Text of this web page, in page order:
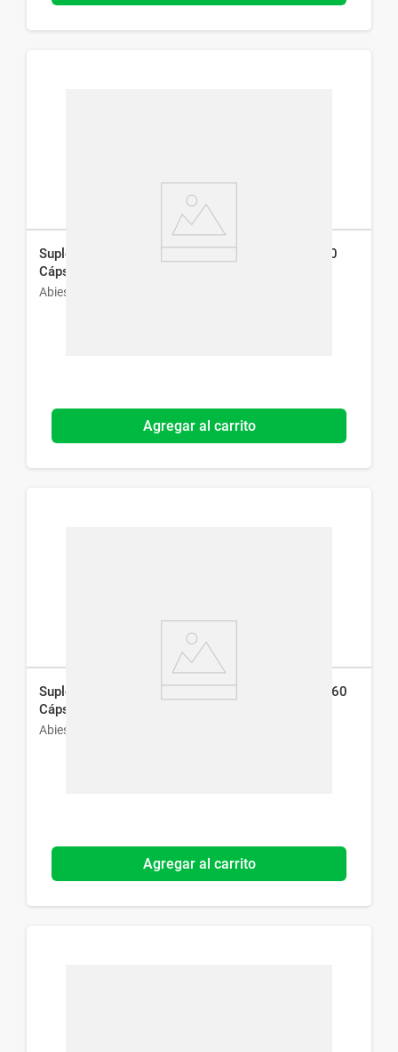
Suplemento Dietario Cartílago Abies 500 mg x 60
Cáps
Abies
Agregar al carrito
Suplemento Dietario Condrimax Abies 400 mg x 60
Cáps
Abies
Agregar al carrito